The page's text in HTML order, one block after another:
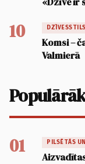
10 DZĪVESSTILS
Komsi –
Valmierā
01 PILSĒTĀS